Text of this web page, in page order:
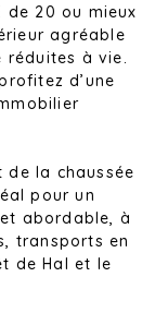
de 20 ou mieux
agréable
réduites à vie.
d’une
de la chaussée
pour un
abordable, à
transports en
de Hal et le